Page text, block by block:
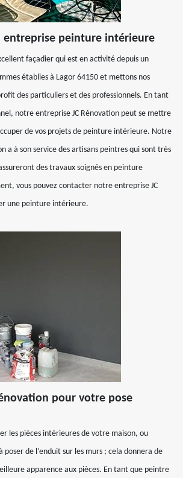
entreprise peinture intérieure
façadier qui est en activité depuis un
établies à Lagor 64150 et mettons nos
des particuliers et des professionnels. En tant
notre entreprise JC Rénovation peut se mettre
de vos projets de peinture intérieure. Notre
a à son service des artisans peintres qui sont très
des travaux soignés en peinture
vous pouvez contacter notre entreprise JC
une peinture intérieure.
pour votre pose
les pièces intérieures de votre maison, ou
de l’enduit sur les murs ; cela donnera de
apparence aux pièces. En tant que peintre